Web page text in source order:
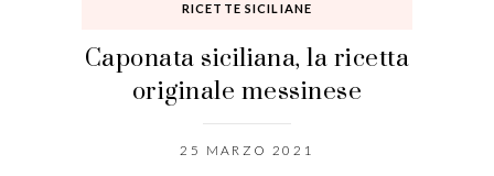
RICETTE SICILIANE
Caponata siciliana, la ricetta
originale messinese
25 MARZO 2021